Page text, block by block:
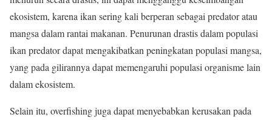
ekosistem, karena ikan sering kali berperan sebagai predator atau
mangsa dalam rantai makanan. Penurunan drastis dalam populasi
ikan predator dapat mengakibatkan peningkatan populasi mangsa,
yang pada gilirannya dapat memengaruhi populasi organisme lain
dalam ekosistem.
Selain itu, overfishing juga dapat menyebabkan kerusakan pada